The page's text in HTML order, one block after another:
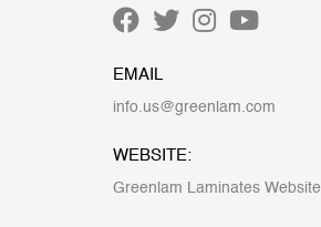
EMAIL
info.us@greenlam.com
WEBSITE:
Greenlam Laminates Website